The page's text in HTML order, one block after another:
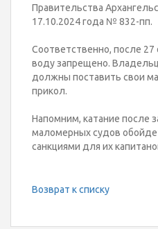
Правительства
17.10.2024 года № 832-пп.
Соответственно, после 27
воду запрещено.
должны поставить свои
прикол.
Напомним, катание после
маломерных судов
санкциями для их
Возврат к списку